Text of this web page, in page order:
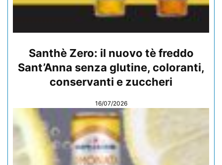
Santhè Zero: il nuovo tè freddo
Sant’Anna senza glutine, coloranti,
conservanti e zuccheri
16/07/2026